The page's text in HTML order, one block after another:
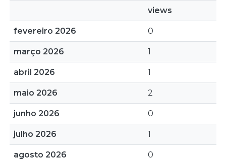
views
fevereiro 2026 0
março 2026 1
abril 2026 1
maio 2026 2
junho 2026 0
julho 2026 1
agosto 2026 0